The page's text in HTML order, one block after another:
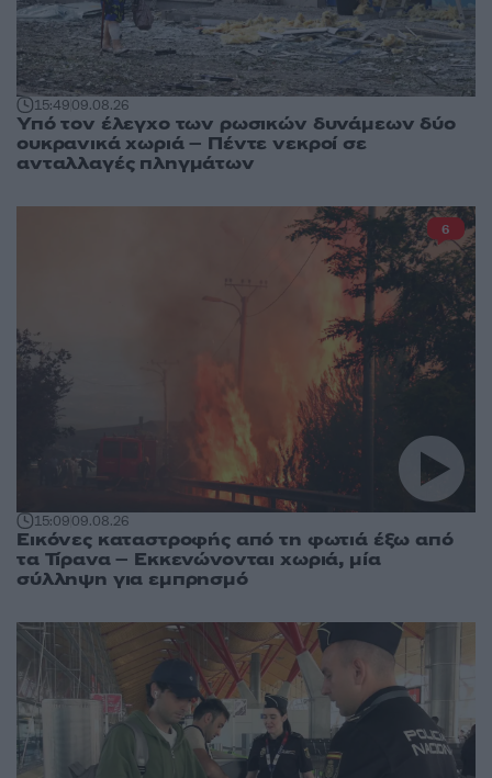
15:4909.08.26
Υπό τον έλεγχο των ρωσικών δυνάμεων δύο
ουκρανικά χωριά – Πέντε νεκροί σε
ανταλλαγές πληγμάτων
15:0909.08.26
Εικόνες καταστροφής από τη φωτιά έξω από
τα Τίρανα – Εκκενώνονται χωριά, μία
σύλληψη για εμπρησμό
6